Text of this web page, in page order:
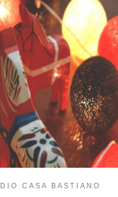
a Christmas
for Happiness and Love
le feste natalizie,
Stevens che è
Smith & Burrows con il
CASA BASTIANO